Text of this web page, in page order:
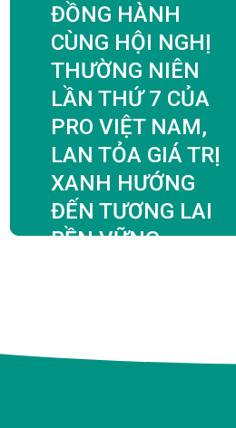
ĐỒNG HÀNH
CÙNG HỘI NGHỊ
THƯỜNG NIÊN
LẦN THỨ 7 CỦA
PRO VIỆT NAM,
LAN TỎA GIÁ TRỊ
XANH HƯỚNG
ĐẾN TƯƠNG LAI
BỀN VỮNG